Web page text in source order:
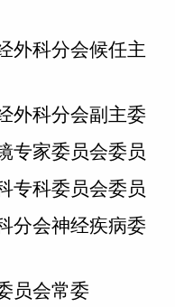
外科分会候任主
外科分会副主委
专家委员会委员
专科委员会委员
分会神经疾病委
员会常委